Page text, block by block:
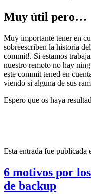
Muy útil pero…
Muy importante tener en
sobreescriben la historia
commit!. Si estamos
nuestro remoto no hay
este commit tened en
viendo si alguna de sus
Espero que os haya
Esta entrada fue publicada
6 motivos por
de backup